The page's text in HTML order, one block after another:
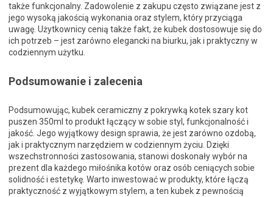
także funkcjonalny. Zadowolenie z zakupu często związane jest z
jego wysoką jakością wykonania oraz stylem, który przyciąga
uwagę. Użytkownicy cenią także fakt, że kubek dostosowuje się do
ich potrzeb – jest zarówno elegancki na biurku, jak i praktyczny w
codziennym użytku.
Podsumowanie i zalecenia
Podsumowując, kubek ceramiczny z pokrywką kotek szary kot
puszen 350ml to produkt łączący w sobie styl, funkcjonalność i
jakość. Jego wyjątkowy design sprawia, że jest zarówno ozdobą,
jak i praktycznym narzędziem w codziennym życiu. Dzięki
wszechstronności zastosowania, stanowi doskonały wybór na
prezent dla każdego miłośnika kotów oraz osób ceniących sobie
solidność i estetykę. Warto inwestować w produkty, które łączą
praktyczność z wyjątkowym stylem, a ten kubek z pewnością